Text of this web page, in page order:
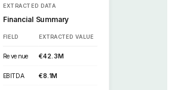
EXTRACTED DATA
Financial Summary
FIELD EXTRACTED VALUE
Revenue €42.3M
EBITDA €8.1M